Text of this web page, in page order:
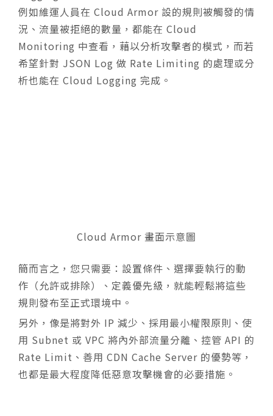
例如維運人員在 Cloud Armor 設的規則被觸發的情
況、流量被拒絕的數量，都能在 Cloud
Monitoring 中查看，藉以分析攻擊者的模式，而若
希望針對 JSON Log 做 Rate Limiting 的處理或分
析也能在 Cloud Logging 完成。
Cloud Armor 畫面示意圖
簡而言之，您只需要：設置條件、選擇要執行的動
作（允許或排除）、定義優先級，就能輕鬆將這些
規則發布至正式環境中。
另外，像是將對外 IP 減少、採用最小權限原則、使
用 Subnet 或 VPC 將內外部流量分離、控管 API 的
Rate Limit、善用 CDN Cache Server 的優勢等，
也都是最大程度降低惡意攻擊機會的必要措施。